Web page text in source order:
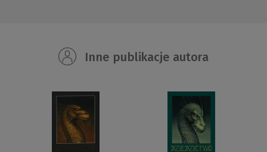
Inne publikacje autora